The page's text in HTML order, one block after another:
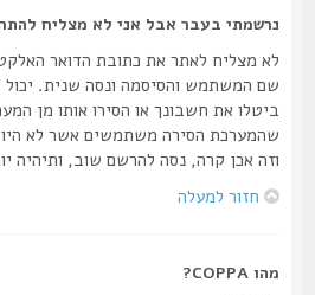
נרשמתי בעבר אבל אני לא מצליח להתחבר
לא מצליח לאתר את כתובת הדואר
שם המשתמש והסיסמה ונסה שנית. יכול
ביטלו את חשבונך או הסירו אותו מן המערכת.
שהמערכת הסירה משתמשים אשר לא היו
וזה אכן קרה, נסה להרשם שוב, ותיהיה יותר
חזור למעלה